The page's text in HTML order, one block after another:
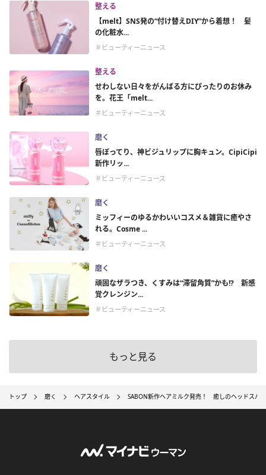
整える
【melt】SNS発の“付け替えDIY”から着想！ 髪
の化粧水...
＃ビューティーニュース
整える
せわしない日々をがんばる方にぴったりのお休み
を。花王「melt...
＃ビューティーニュース
磨く
唇ぽってり、神ビジュリップに胸キュン。CipiCipi
新作リッ...
＃ビューティーニュース
磨く
ミッフィーのゆるかわいいコスメ＆雑貨に癒やさ
れる。Cosme ...
＃ビューティーニュース
磨く
頑固なザラつき、くすみは“滞留角質”かも!? 新感
覚クレンジン...
＃ビューティーニュース
もっと見る
トップ 磨く ヘアスタイル SABON新作ヘアミルク発売！ 癒しのヘッドスパ